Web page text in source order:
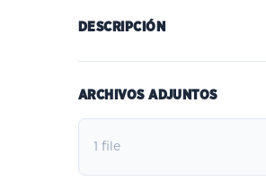
DESCRIPCIÓN
ARCHIVOS ADJUNTOS
1 file